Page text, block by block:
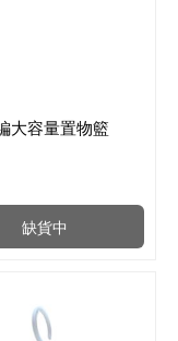
缺貨中
大容量置物籃